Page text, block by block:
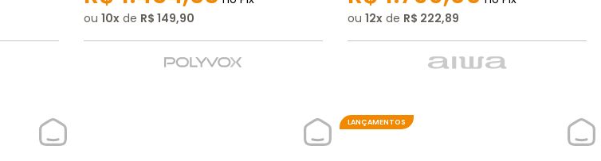
ou 10 de R$ 149,90
ou12 de R$ 222,89
LANÇAMENTOS